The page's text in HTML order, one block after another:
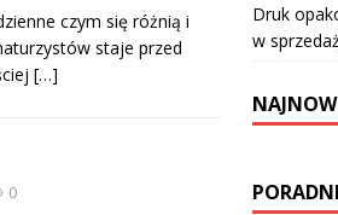
czym się różnią i
staje przed
[…]
0
Druk
w